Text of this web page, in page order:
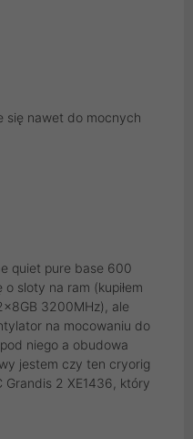
się nawet do mocnych
quiet pure base 600
o sloty na ram (kupiłem
3200MHz), ale
na mocowaniu do
niego a obudowa
jestem czy ten cryorig
Grandis 2 XE1436, który